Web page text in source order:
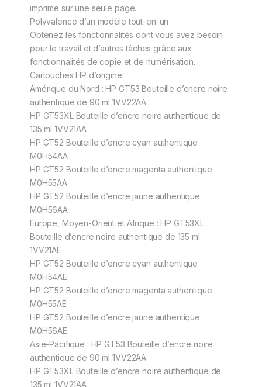
imprime sur une seule page.
Polyvalence d’un modèle tout-en-un
Obtenez les fonctionnalités dont vous avez besoin
pour le travail et d’autres tâches grâce aux
fonctionnalités de copie et de numérisation.
Cartouches HP d’origine
Amérique du Nord : HP GT53 Bouteille d’encre noire
authentique de 90 ml 1VV22AA
HP GT53XL Bouteille d’encre noire authentique de
135 ml 1VV21AA
HP GT52 Bouteille d’encre cyan authentique
M0H54AA
HP GT52 Bouteille d’encre magenta authentique
M0H55AA
HP GT52 Bouteille d’encre jaune authentique
M0H56AA
Europe, Moyen-Orient et Afrique : HP GT53XL
Bouteille d’encre noire authentique de 135 ml
1VV21AE
HP GT52 Bouteille d’encre cyan authentique
M0H54AE
HP GT52 Bouteille d’encre magenta authentique
M0H55AE
HP GT52 Bouteille d’encre jaune authentique
M0H56AE
Asie-Pacifique : HP GT53 Bouteille d’encre noire
authentique de 90 ml 1VV22AA
HP GT53XL Bouteille d’encre noire authentique de
135 ml 1VV21AA